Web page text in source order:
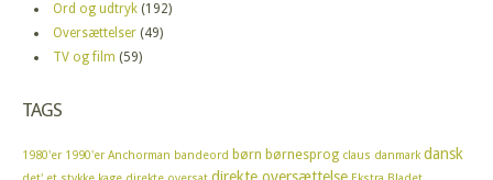
Ord og udtryk (192)
Oversættelser (49)
TV og film (59)
TAGS
1980'er 1990'er Anchorman bandeord børn børnesprog claus danmark dansk